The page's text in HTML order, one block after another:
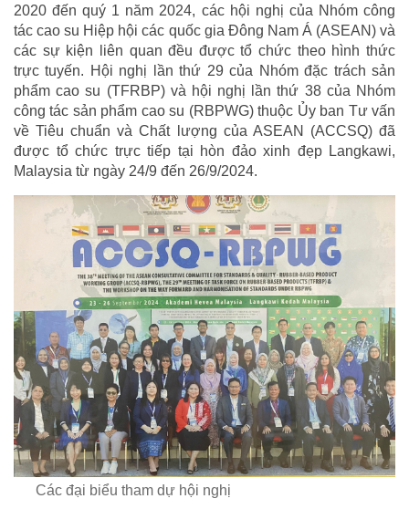
2020 đến quý 1 năm 2024, các hội nghị của Nhóm công
tác cao su Hiệp hội các quốc gia Đông Nam Á (ASEAN) và
các sự kiện liên quan đều được tổ chức theo hình thức
trực tuyến. Hội nghị lần thứ 29 của Nhóm đặc trách sản
phẩm cao su (TFRBP) và hội nghị lần thứ 38 của Nhóm
công tác sản phẩm cao su (RBPWG) thuộc Ủy ban Tư vấn
về Tiêu chuẩn và Chất lượng của ASEAN (ACCSQ) đã
được tổ chức trực tiếp tại hòn đảo xinh đẹp Langkawi,
Malaysia từ ngày 24/9 đến 26/9/2024.
Các đại biểu tham dự hội nghị